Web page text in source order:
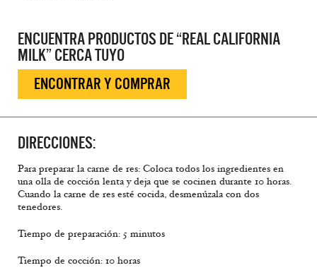
ENCUENTRA PRODUCTOS DE “REAL CALIFORNIA
MILK” CERCA TUYO
ENCONTRAR Y COMPRAR
DIRECCIONES:
Para preparar la carne de res: Coloca todos los ingredientes en
una olla de cocción lenta y deja que se cocinen durante 10 horas.
Cuando la carne de res esté cocida, desmenúzala con dos
tenedores.
Tiempo de preparación: 5 minutos
Tiempo de cocción: 10 horas